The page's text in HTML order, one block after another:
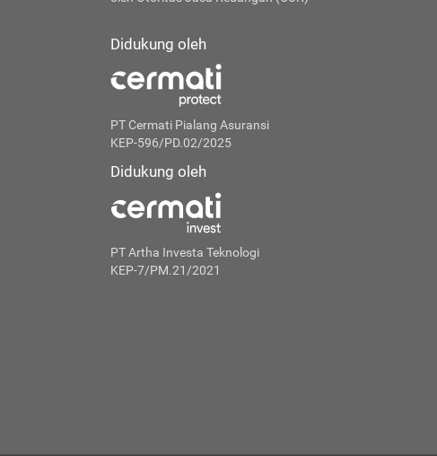
Didukung oleh
PT Cermati Pialang Asuransi
KEP-596/PD.02/2025
Didukung oleh
PT Artha Investa Teknologi
KEP-7/PM.21/2021